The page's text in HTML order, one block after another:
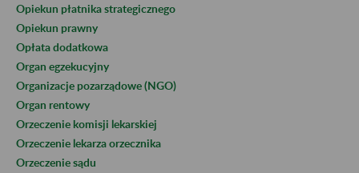
Opiekun płatnika strategicznego
Opiekun prawny
Opłata dodatkowa
Organ egzekucyjny
Organizacje pozarządowe (NGO)
Organ rentowy
Orzeczenie komisji lekarskiej
Orzeczenie lekarza orzecznika
Orzeczenie sądu